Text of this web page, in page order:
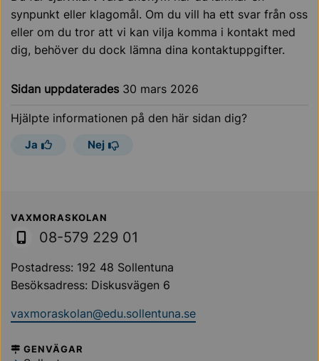
synpunkt eller klagomål. Om du vill ha ett svar från oss
eller om du tror att vi kan vilja komma i kontakt med
dig, behöver du dock lämna dina kontaktuppgifter.
Sidan uppdaterades 30 mars 2026
Hjälpte informationen på den här sidan dig?
Ja Nej
Sollentuna Kommun
VAXMORASKOLAN
08-579 229 01
Postadress: 192 48 Sollentuna
Besöksadress: Diskusvägen 6
vaxmoraskolan@edu.sollentuna.se
GENVÄGAR